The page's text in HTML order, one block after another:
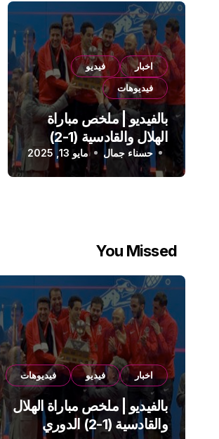
اخبار
فيديو
فيديوهات
بالفيديو | ملخص مباراة
الهلال والقادسية (1-2)
الدوري السعودي
حسناء جمال مايو 13, 2025
You Missed
اخبار فيديو فيديوهات
بالفيديو | ملخص مباراة الهلال
والقادسية (1-2) الدوري